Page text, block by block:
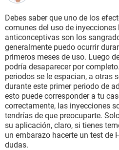
Debes saber que uno de los
comunes del uso de inyecciones
anticonceptivas son los
generalmente puedo ocurrir
primeros meses de uso. Luego
podría desaparecer por
periodos se le espacian, a otras
durante este primer periodo de
esto puede corresponder a tu
correctamente, las inyecciones
tendrías de que preocuparte.
su aplicación, claro, si tienes
un embarazo hacerte un test de
dudas.